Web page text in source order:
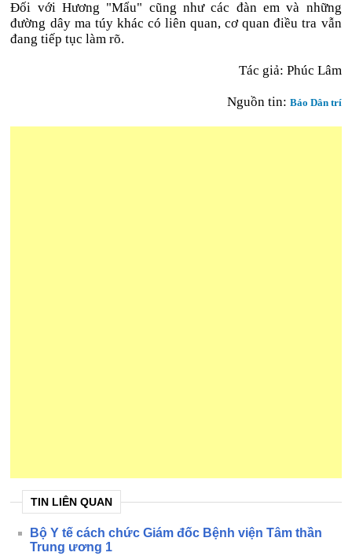
Đối với Hương "Mẩu" cũng như các đàn em và những
đường dây ma túy khác có liên quan, cơ quan điều tra vẫn
đang tiếp tục làm rõ.
Tác giả: Phúc Lâm
Nguồn tin: Báo Dân trí
TIN LIÊN QUAN
Bộ Y tế cách chức Giám đốc Bệnh viện Tâm thần
Trung ương 1